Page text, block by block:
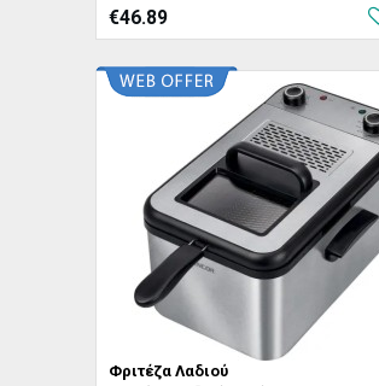
€46.89
Φριτέζα Λαδιού